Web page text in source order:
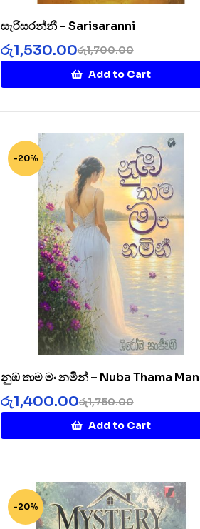
සැරිසරන්නී – Sarisaranni
රු1,700.00
රු1,530.00
Add to Cart
-20%
නුඹ තාම මං නමින් – Nuba Thama Man
Namin
රු1,750.00
රු1,400.00
Add to Cart
-20%